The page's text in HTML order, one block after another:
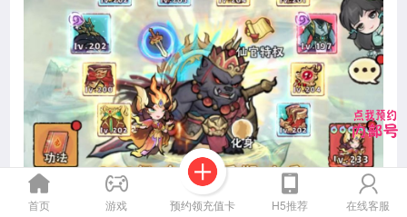
首页 游戏 预约领充值卡 H5推荐 在线客服